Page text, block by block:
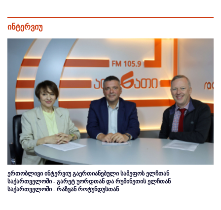
ინტერვიუ
ერთობლივი ინტერვიუ გაერთიანებული სამეფოს ელჩთან
საქართველოში - გარეტ უორდთან და რუმინეთის ელჩთან
საქართველოში - რაზვან როტუნდუსთან